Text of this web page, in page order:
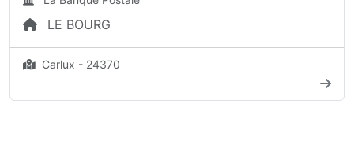
LE BOURG
Carlux - 24370